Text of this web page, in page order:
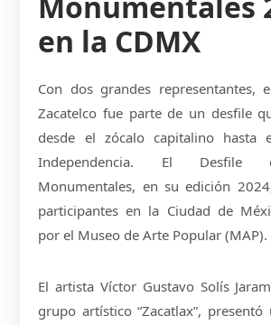
en la CDMX
Con dos grandes representantes,
Zacatelco fue parte de un desfile
desde el zócalo capitalino hasta
Independencia. El Desfile
Monumentales, en su edición
participantes en la Ciudad de
por el Museo de Arte Popular (MAP).
El artista Víctor Gustavo Solís
grupo artístico “Zacatlax”,